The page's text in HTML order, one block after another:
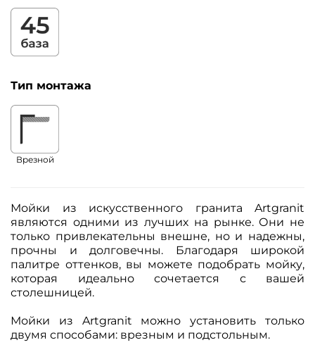
Тип монтажа
Врезной
Мойки из искусственного гранита Artgranit
являются одними из лучших на рынке. Они не
только привлекательны внешне, но и надежны,
прочны и долговечны. Благодаря широкой
палитре оттенков, вы можете подобрать мойку,
которая идеально сочетается с вашей
столешницей.
Мойки из Artgranit можно установить только
двумя способами: врезным и подстольным.